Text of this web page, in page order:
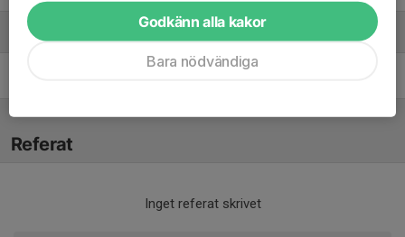
Ledare
Referat
Inget referat skrivet
Godkänn alla kakor
Bara nödvändiga